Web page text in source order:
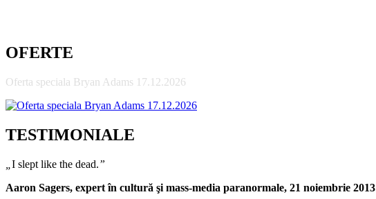
OFERTE
Oferta speciala Bryan Adams 17.12.2026
TESTIMONIALE
I slept like the dead.”
Aaron Sagers, expert în cultură şi mass-media paranormale, 21 noiembrie 2013